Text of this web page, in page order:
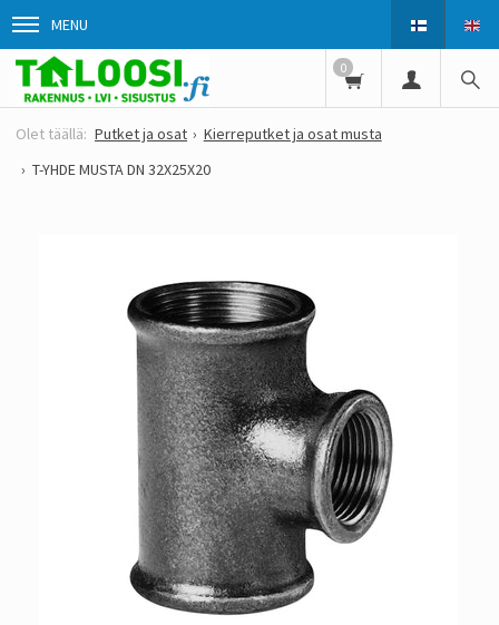
MENU
0
Putket ja osat
Kierreputket ja osat musta
T-YHDE MUSTA DN 32X25X20